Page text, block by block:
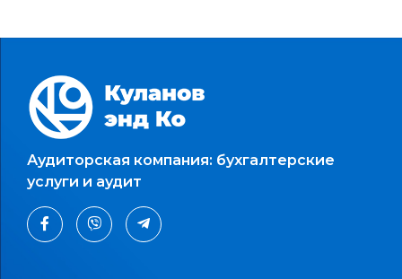
Аудиторская компания: бухгалтерские
услуги и аудит